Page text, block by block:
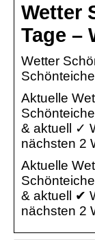
Wetter
Tage –
Wetter
Aktuelle
& aktuell ✓
nächsten 2
Aktuelle
& aktuell ✔
nächsten 2